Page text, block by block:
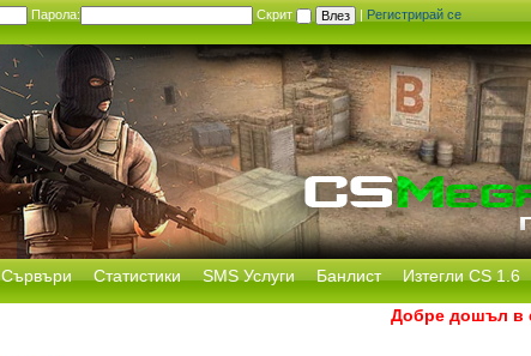
Парола: Скрит | Регистрирай се
Сървъри Статистики SMS Услуги Банлист Изтегли CS 1.6
Добре дошъл в